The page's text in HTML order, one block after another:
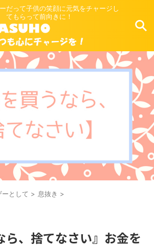
だって子供の笑顔に元気をチャージし
てもらって前向きに！
ーとして > 息抜き >
ら、捨てなさい』お金を